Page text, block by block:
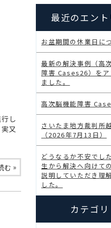
し
又
む »
最近のエント
お盆期間の休業日に
最新の解決事例（高
障害 Cases26）をア
ました。
高次脳機能障害
さいたま地方裁判所
（2026年7月13日）
どうなるか不安でし
生から解決へ向けて
説明していただき理
した。
カテゴリ